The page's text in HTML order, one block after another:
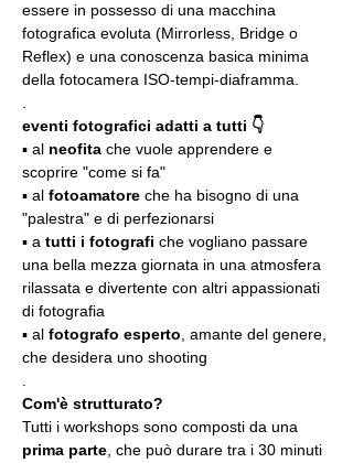
essere in possesso di una macchina
fotografica evoluta (Mirrorless, Bridge o
Reflex) e una conoscenza basica minima
della fotocamera ISO-tempi-diaframma.
eventi fotografici adatti a tutti 👇
▪️ al neofita che vuole apprendere e
scoprire "come si fa"
▪️ al fotoamatore che ha bisogno di una
"palestra" e di perfezionarsi
▪️ a tutti i fotografi che vogliano passare
una bella mezza giornata in una atmosfera
rilassata e divertente con altri appassionati
di fotografia
▪️ al fotografo esperto , amante del genere,
che desidera uno shooting
Com'è strutturato?
Tutti i workshops sono composti da una
prima parte , che può durare tra i 30 minuti